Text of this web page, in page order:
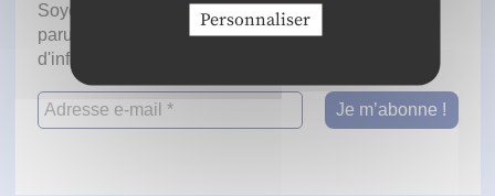
Soyez informé dès la mise en ligne des prochaines
parutions en vous inscrivant à notre lettre
d'information.
Personnaliser